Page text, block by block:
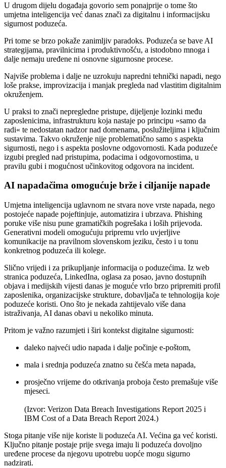
U drugom dijelu događaja govorio sem ponajprije o tome što
umjetna inteligencija već danas znači za digitalnu i informacijsku
sigurnost poduzeća.
Pri tome se brzo pokaže zanimljiv paradoks. Poduzeća se bave AI
strategijama, pravilnicima i produktivnošću, a istodobno mnoga i
dalje nemaju uređene ni osnovne sigurnosne procese.
Najviše problema i dalje ne uzrokuju napredni tehnički napadi, nego
loše prakse, improvizacija i manjak pregleda nad vlastitim digitalnim
okruženjem.
U praksi to znači nepregledne pristupe, dijeljenje lozinki među
zaposlenicima, infrastrukturu koja nastaje po principu »samo da
radi« te nedostatan nadzor nad domenama, poslužiteljima i ključnim
sustavima. Takvo okruženje nije problematično samo s aspekta
sigurnosti, nego i s aspekta poslovne odgovornosti. Kada poduzeće
izgubi pregled nad pristupima, podacima i odgovornostima, u
pravilu gubi i mogućnost učinkovitog odgovora na incident.
AI napadačima omogućuje brže i ciljanije napade
Umjetna inteligencija uglavnom ne stvara nove vrste napada, nego
postojeće napade pojeftinjuje, automatizira i ubrzava. Phishing
poruke više nisu pune gramatičkih pogrešaka i loših prijevoda.
Generativni modeli omogućuju pripremu vrlo uvjerljive
komunikacije na pravilnom slovenskom jeziku, često i u tonu
konkretnog poduzeća ili kolege.
Slično vrijedi i za prikupljanje informacija o poduzećima. Iz web
stranica poduzeća, LinkedIna, oglasa za posao, javno dostupnih
objava i medijskih vijesti danas je moguće vrlo brzo pripremiti profil
zaposlenika, organizacijske strukture, dobavljača te tehnologija koje
poduzeće koristi. Ono što je nekada zahtijevalo više dana
istraživanja, AI danas obavi u nekoliko minuta.
Pritom je važno razumjeti i širi kontekst digitalne sigurnosti:
daleko najveći udio napada i dalje počinje e-poštom,
mala i srednja poduzeća znatno su češća meta napada,
prosječno vrijeme do otkrivanja proboja često premašuje više
mjeseci.
(Izvor: Verizon Data Breach Investigations Report 2025 i
IBM Cost of a Data Breach Report 2024.)
Stoga pitanje više nije koriste li poduzeća AI. Većina ga već koristi.
Ključno pitanje postaje prije svega imaju li poduzeća dovoljno
uređene procese da njegovu upotrebu uopće mogu sigurno
nadzirati.